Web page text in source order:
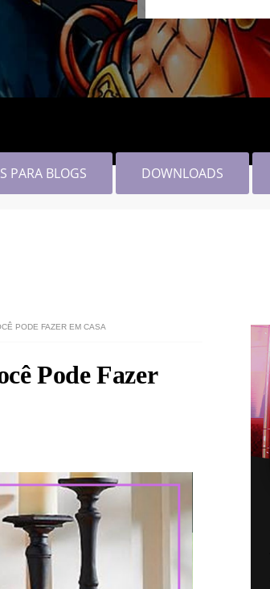
PARA BLOGS DOWNLOADS
PODE FAZER EM CASA
Pode Fazer